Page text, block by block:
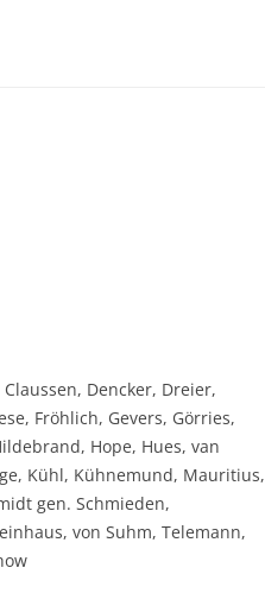
Dencker, Dreier,
Fröhlich, Gevers, Görries,
Hope, Hues, van
Kühl, Kühnemund, Mauritius,
gen. Schmieden,
von Suhm, Telemann,